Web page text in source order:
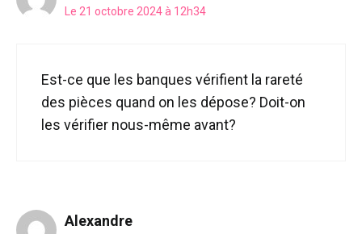
Le 21 octobre 2024 à 12h34
Est-ce que les banques vérifient la rareté
des pièces quand on les dépose? Doit-on
les vérifier nous-même avant?
Alexandre